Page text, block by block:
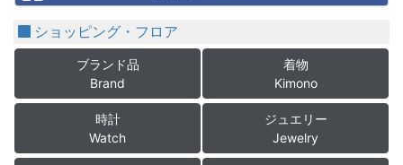
ショッピング・フロア
ブランド品
Brand
着物
Kimono
時計
Watch
ジュエリー
Jewelry